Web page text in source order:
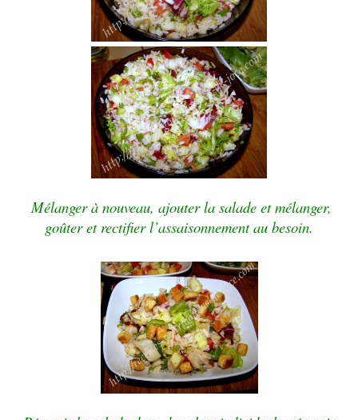
Mélanger à nouveau, ajouter la salade et mélanger,
goûter et rectifier l’assaisonnement au besoin.